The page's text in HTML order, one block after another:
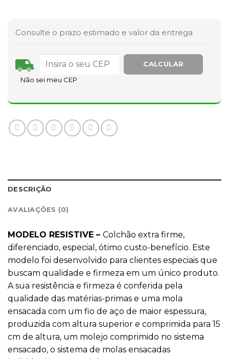
Consulte o prazo estimado e valor da entrega
Não sei meu CEP
DESCRIÇÃO
AVALIAÇÕES (0)
MODELO RESISTIVE – Colchão extra firme,
diferenciado, especial, ótimo custo-benefício. Este
modelo foi desenvolvido para clientes especiais que
buscam qualidade e firmeza em um único produto.
A sua resistência e firmeza é conferida pela
qualidade das matérias-primas e uma mola
ensacada com um fio de aço de maior espessura,
produzida com altura superior e comprimida para 15
cm de altura, um molejo comprimido no sistema
ensacado, o sistema de molas ensacadas